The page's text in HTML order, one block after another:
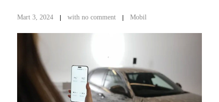
Mart 3, 2024 with no comment Mobil